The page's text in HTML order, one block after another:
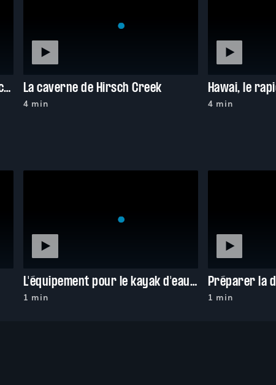
La descente à 100 km/h de l'évacuateur de crue de Lions Bay La caverne de Hirsch Creek
4 min 4 min
L'équipement pour le kayak d'eau vive
1 min 1 min